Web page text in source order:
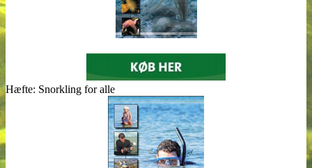
Hæfte: Snorkling for alle